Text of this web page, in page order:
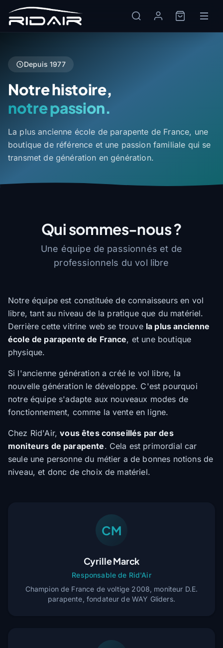
Depuis 1977
Notre histoire,
notre passion.
La plus ancienne école de parapente de France, une
boutique de référence et une passion familiale qui se
transmet de génération en génération.
Qui sommes-nous ?
Une équipe de passionnés et de
professionnels du vol libre
Notre équipe est constituée de connaisseurs en vol
libre, tant au niveau de la pratique que du matériel.
Derrière cette vitrine web se trouve la plus ancienne
école de parapente de France, et une boutique
physique.
Si l'ancienne génération a créé le vol libre, la
nouvelle génération le développe. C'est pourquoi
notre équipe s'adapte aux nouveaux modes de
fonctionnement, comme la vente en ligne.
Chez Rid'Air,vous êtes conseillés par des
moniteurs de parapente. Cela est primordial car
seule une personne du métier a de bonnes notions de
niveau, et donc de choix de matériel.
CM
Cyrille Marck
Responsable de Rid'Air
Champion de France de voltige 2008, moniteur D.E.
parapente, fondateur de WAY Gliders.